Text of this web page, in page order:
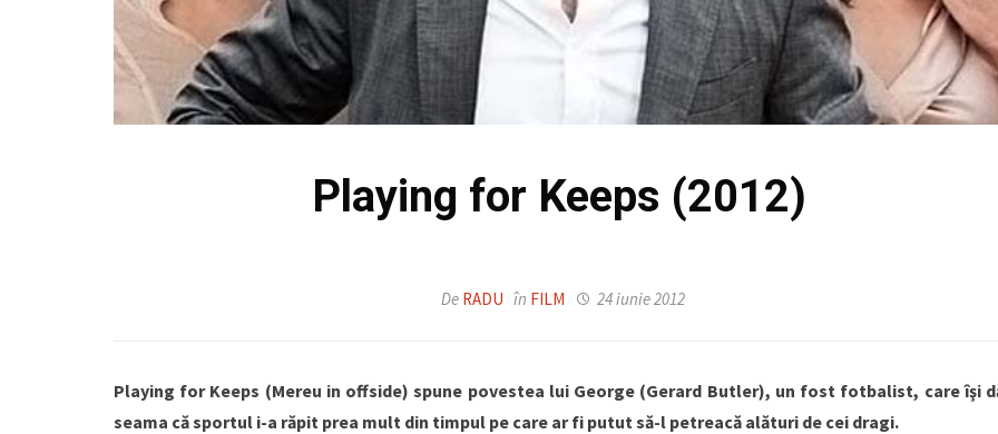
Playing for Keeps (2012)
De RADU în FILM 24 iunie 2012
Playing for Keeps (Mereu in offside) spune povestea lui George (Gerard Butler), un fost fotbalist, care îşi
seama că sportul i-a răpit prea mult din timpul pe care ar fi putut să-l petreacă alături de cei dragi.